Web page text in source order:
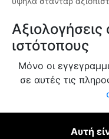
ιστότοπους
Μόνο οι
σε αυτές τις
Αυτή